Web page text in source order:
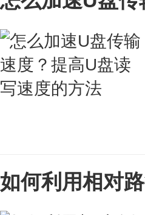
如何利用相对